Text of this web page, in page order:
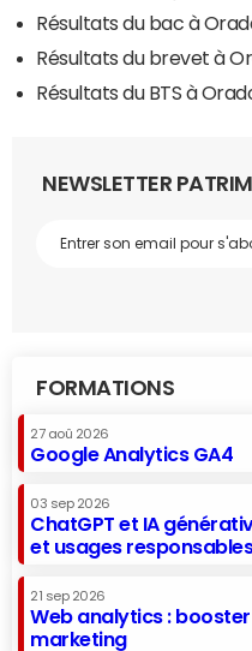
Résultats du bac à
Résultats du brevet à
Résultats du BTS à
NEWSLETTER
FORMATIONS
27 aoû 2026
Google Analytics GA4
03 sep 2026
ChatGPT et IA
et usages
21 sep 2026
Web analytics :
marketing